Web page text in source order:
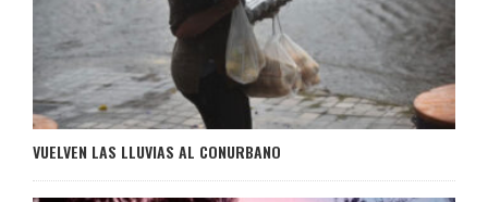
VUELVEN LAS LLUVIAS AL CONURBANO